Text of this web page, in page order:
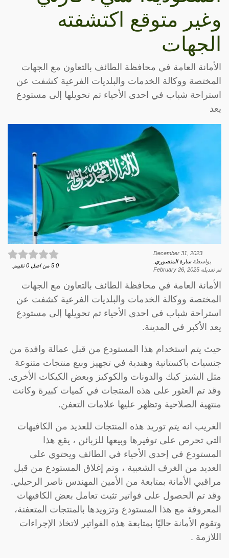
وغير متوقع اكتشفته
الجهات
الأمانة العامة في محافظة الطائف بالتعاون مع الجهات
المختصة ووكالة الخدمات والبلديات الفرعية كشفت عن
استراحة شباب في احدى الأحياء تم تحويلها إلى مستودع
يعد
December 31, 2023
بواسطةسارة المنصوري
تم تعديله February 26, 2025
0
5 من اصل 0 تقييم.
الأمانة العامة في محافظة الطائف بالتعاون مع الجهات
المختصة ووكالة الخدمات والبلديات الفرعية كشفت عن
استراحة شباب في احدى الأحياء تم تحويلها إلى مستودع
يعد الأكبر في المدينة.
حيث يتم استخدام هذا المستودع من قبل عمالة وافدة من
جنسيات باكستانية وهندية في تجهيز وبيع منتجات متنوعة
مثل الشيز كيك والدونات والكوكيز وبعض الكيكات الأخرى.
وقد تم العثور على هذه المنتجات في كميات كبيرة وكانت
منتهية الصلاحية وتظهر عليها علامات التعفن.
الغريب انه يتم توريد هذه المنتجات للعديد من الكافيهات
التي تحرص على توفيرها وبيعها للزبائن ، يقع هذا
المستودع في إحدى الأحياء في الطائف ويحتوي على
العديد من الغرف الشعبية ، وتم إغلاق المستودع من قبل
مراقبي الأمانة بمتابعة من الأمين المهندس ناصر الرحيلي.
وقد تم الحصول على فواتير تثبت تعامل بعض الكافيهات
المعروفة مع هذا المستودع وتزويدها بالمنتجات المتعفنة،
وتقوم الأمانة حاليًا بمتابعة هذه الفواتير لاتخاذ الإجراءات
اللازمة .